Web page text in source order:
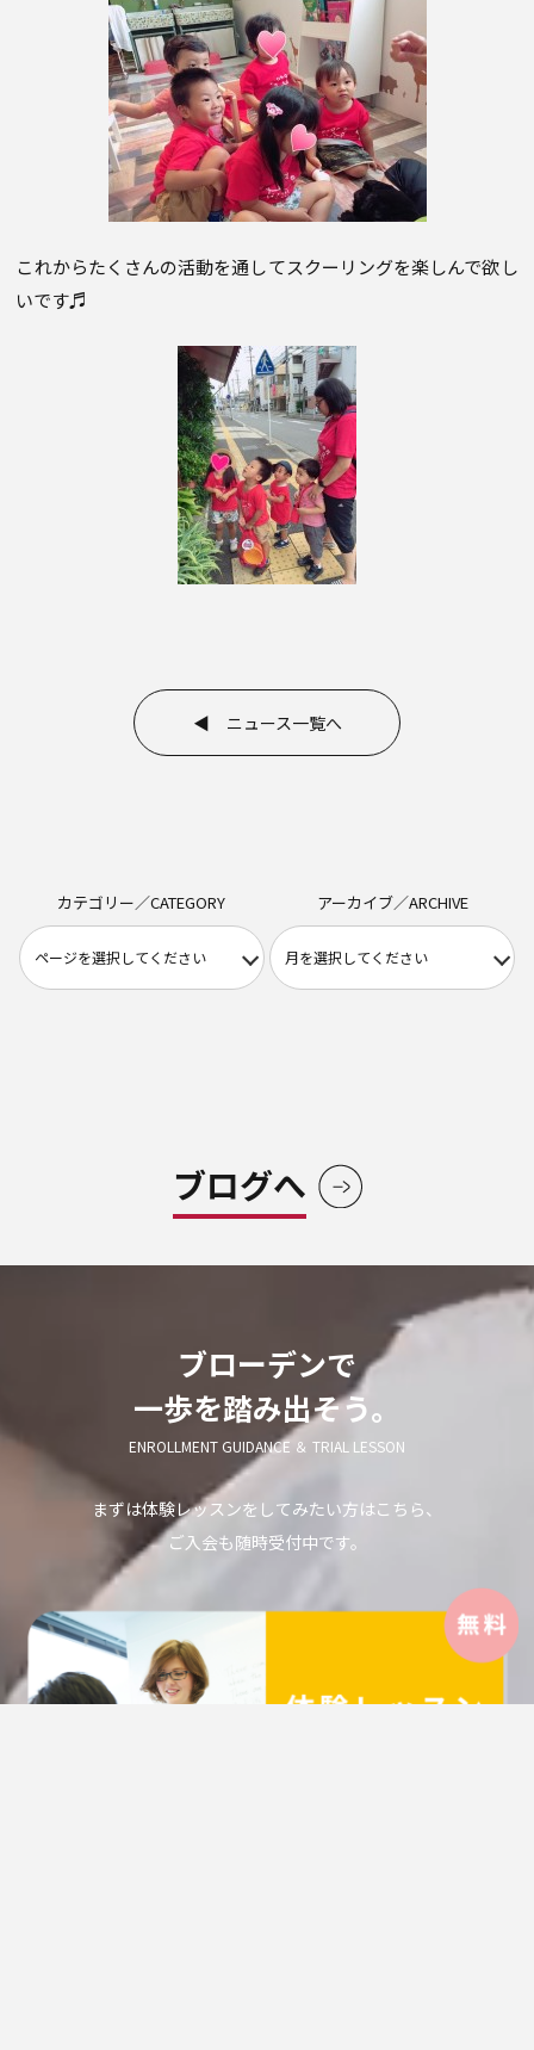
これからたくさんの活動を通してスクーリングを楽しんで欲し
いです♬
◀ ニュース一覧へ
カテゴリー／CATEGORY アーカイブ／ARCHIVE
ブログへ
ブローデンで
一歩を踏み出そう。
ENROLLMENT GUIDANCE ＆ TRIAL LESSON
まずは体験レッスンをしてみたい方はこちら、
ご入会も随時受付中です。